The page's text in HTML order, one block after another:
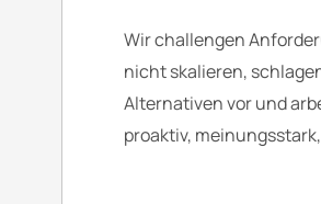
Wir challengen
nicht skalieren,
Alternativen vor und
proaktiv,